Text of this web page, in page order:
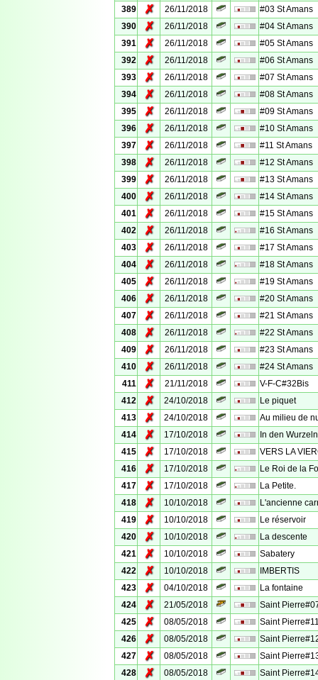
389
✗ 26/11/2018
#03 St Amans
390
✗ 26/11/2018
#04 St Amans
391
✗ 26/11/2018
#05 St Amans
392
✗ 26/11/2018
#06 St Amans
393
✗ 26/11/2018
#07 St Amans
394
✗ 26/11/2018
#08 St Amans
395
✗ 26/11/2018
#09 St Amans
396
✗ 26/11/2018
#10 St Amans
397
✗ 26/11/2018
#11 St Amans
398
✗ 26/11/2018
#12 St Amans
399
✗ 26/11/2018
#13 St Amans
400
✗ 26/11/2018
#14 St Amans
401
✗ 26/11/2018
#15 St Amans
402
✗ 26/11/2018
#16 St Amans
403
✗ 26/11/2018
#17 St Amans
404
✗ 26/11/2018
#18 St Amans
405
✗ 26/11/2018
#19 St Amans
406
✗ 26/11/2018
#20 St Amans
407
✗ 26/11/2018
#21 St Amans
408
✗ 26/11/2018
#22 St Amans
409
✗ 26/11/2018
#23 St Amans
410
✗ 26/11/2018
#24 St Amans
411
✗ 21/11/2018
V-F-C#32Bis
412
✗ 24/10/2018
Le piquet
413
✗ 24/10/2018
Au milieu de
414
✗ 17/10/2018
In den
415
✗ 17/10/2018
VERS LA
416
✗ 17/10/2018
Le Roi de la
417
✗ 17/10/2018
La Petite.
418
✗ 10/10/2018
L'ancienne
419
✗ 10/10/2018
Le réservoir
420
✗ 10/10/2018
La descente
421
✗ 10/10/2018
Sabatery
422
✗ 10/10/2018
IMBERTIS
423
✗ 04/10/2018
La fontaine
424
✗ 21/05/2018
Saint
425
✗ 08/05/2018
Saint
426
✗ 08/05/2018
Saint
427
✗ 08/05/2018
Saint
428
✗ 08/05/2018 Saint